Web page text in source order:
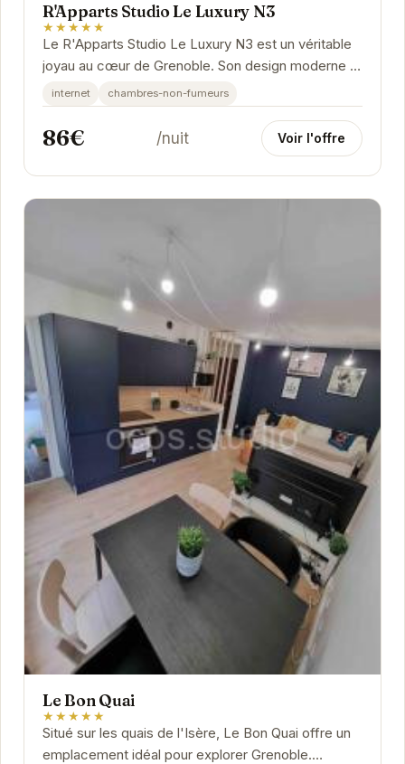
R'Apparts Studio Le Luxury N3
★★★★★
Le R'Apparts Studio Le Luxury N3 est un véritable
joyau au cœur de Grenoble. Son design moderne et
élégant s'allie à un confort exceptionnel...
internet chambres-non-fumeurs
86€ /nuit Voir l'offre
Le Bon Quai
★★★★★
Situé sur les quais de l'Isère, Le Bon Quai offre un
emplacement idéal pour explorer Grenoble.